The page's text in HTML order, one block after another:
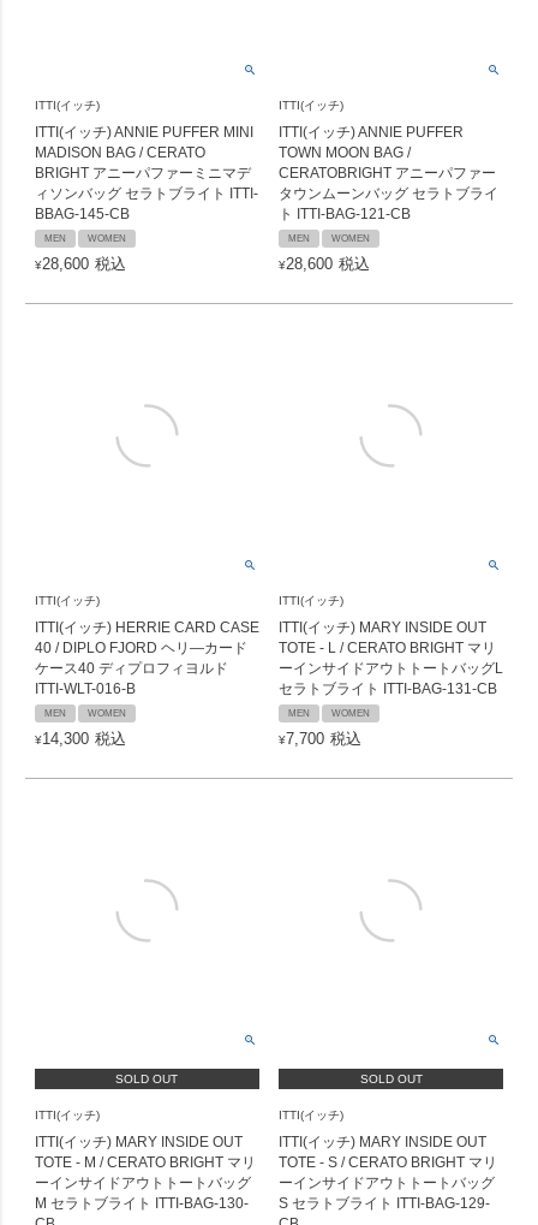
ITTI(イッチ)
ITTI(イッチ) ANNIE PUFFER MINI
MADISON BAG / CERATO
BRIGHT アニーパファーミニマデ
ィソンバッグ セラトブライト ITTI-
BBAG-145-CB
MEN WOMEN
¥28,600 税込
ITTI(イッチ)
ITTI(イッチ) ANNIE PUFFER
TOWN MOON BAG /
CERATOBRIGHT アニーパファー
タウンムーンバッグ セラトブライ
ト ITTI-BAG-121-CB
MEN WOMEN
¥28,600 税込
ITTI(イッチ)
ITTI(イッチ) HERRIE CARD CASE
40 / DIPLO FJORD ヘリ―カード
ケース40 ディプロフィヨルド
ITTI-WLT-016-B
MEN WOMEN
¥14,300 税込
ITTI(イッチ)
ITTI(イッチ) MARY INSIDE OUT
TOTE - L / CERATO BRIGHT マリ
ーインサイドアウトトートバッグL
セラトブライト ITTI-BAG-131-CB
MEN WOMEN
¥7,700 税込
SOLD OUT
ITTI(イッチ)
ITTI(イッチ) MARY INSIDE OUT
TOTE - M / CERATO BRIGHT マリ
ーインサイドアウトトートバッグ
M セラトブライト ITTI-BAG-130-
SOLD OUT
ITTI(イッチ)
ITTI(イッチ) MARY INSIDE OUT
TOTE - S / CERATO BRIGHT マリ
ーインサイドアウトトートバッグ
S セラトブライト ITTI-BAG-129-